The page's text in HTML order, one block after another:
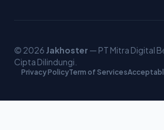
© 2026 Jakhoster — PT Mitra Digital
Cipta Dilindungi.
Privacy PolicyTerm of Services